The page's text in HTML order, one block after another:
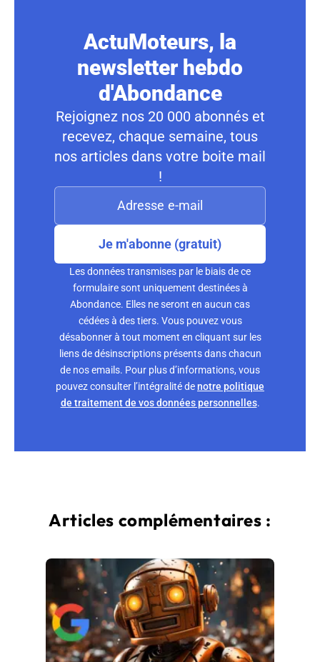
ActuMoteurs, la
newsletter hebdo
d'Abondance
Rejoignez nos 20 000 abonnés et
recevez, chaque semaine, tous
nos articles dans votre boite mail
!
Je m'abonne (gratuit)
Les données transmises par le biais de ce
formulaire sont uniquement destinées à
Abondance. Elles ne seront en aucun cas
cédées à des tiers. Vous pouvez vous
désabonner à tout moment en cliquant sur les
liens de désinscriptions présents dans chacun
de nos emails. Pour plus d’informations, vous
pouvez consulter l’intégralité denotre politique
de traitement de vos données personnelles.
Articles complémentaires :